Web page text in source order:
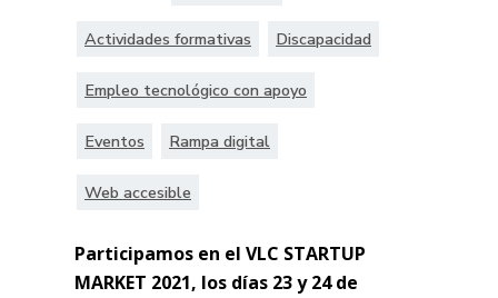
Actividades formativas Discapacidad
Empleo tecnológico con apoyo
Eventos Rampa digital
Web accesible
Participamos en el VLC STARTUP
MARKET 2021, los días 23 y 24 de